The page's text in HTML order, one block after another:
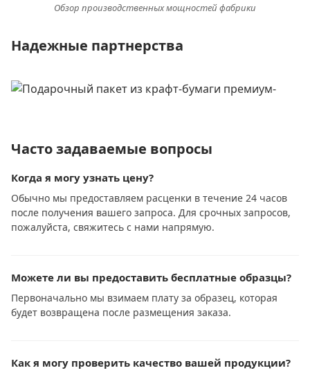
Обзор производственных мощностей фабрики
Надежные партнерства
Часто задаваемые вопросы
Когда я могу узнать цену?
Обычно мы предоставляем расценки в течение 24 часов
после получения вашего запроса. Для срочных запросов,
пожалуйста, свяжитесь с нами напрямую.
Можете ли вы предоставить бесплатные образцы?
Первоначально мы взимаем плату за образец, которая
будет возвращена после размещения заказа.
Как я могу проверить качество вашей продукции?